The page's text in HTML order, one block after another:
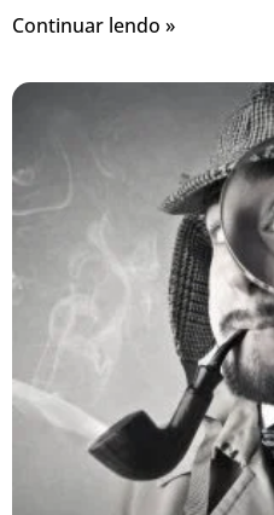
Continuar lendo »